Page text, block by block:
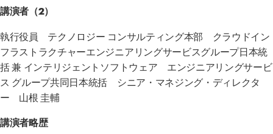
講演者（2）
執行役員 テクノロジー コンサルティング本部 クラウドイン
フラストラクチャーエンジニアリングサービスグループ日本統
括 兼 インテリジェントソフトウェア エンジニアリングサービ
ス グループ共同日本統括 シニア・マネジング・ディレクタ
ー 山根 圭輔
講演者略歴